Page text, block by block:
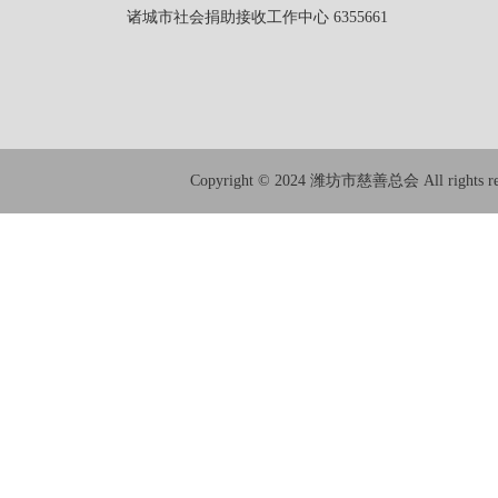
诸城市社会捐助接收工作中心 6355661
Copyright © 2024 潍坊市慈善总会 All rights